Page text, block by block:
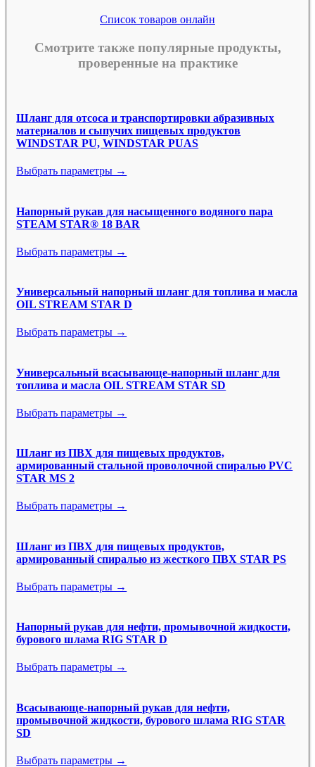
Список товаров онлайн
Смотрите также популярные продукты,
проверенные на практике
Шланг для отсоса и транспортировки абразивных
материалов и сыпучих пищевых продуктов
WINDSTAR PU, WINDSTAR PUAS
Выбрать параметры →
Напорный рукав для насыщенного водяного пара
STEAM STAR® 18 BAR
Выбрать параметры →
Универсальный напорный шланг для топлива и масла
OIL STREAM STAR D
Выбрать параметры →
Универсальный всасывающе-напорный шланг для
топлива и масла OIL STREAM STAR SD
Выбрать параметры →
Шланг из ПВХ для пищевых продуктов,
армированный стальной проволочной спиралью PVC
STAR MS 2
Выбрать параметры →
Шланг из ПВХ для пищевых продуктов,
армированный спиралью из жесткого ПВХ STAR PS
Выбрать параметры →
Напорный рукав для нефти, промывочной жидкости,
бурового шлама RIG STAR D
Выбрать параметры →
Всасывающе-напорный рукав для нефти,
промывочной жидкости, бурового шлама RIG STAR
SD
Выбрать параметры →